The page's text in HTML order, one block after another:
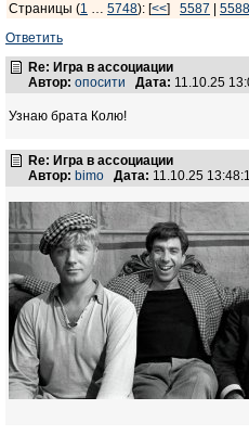
Страницы (1 … 5748): [<<] 5587
5588
Ответить
Re: Игра в ассоциации
Автор: опосити Дата: 11.10.25
Узнаю брата Колю!
Re: Игра в ассоциации
Автор: bimo Дата: 11.10.25